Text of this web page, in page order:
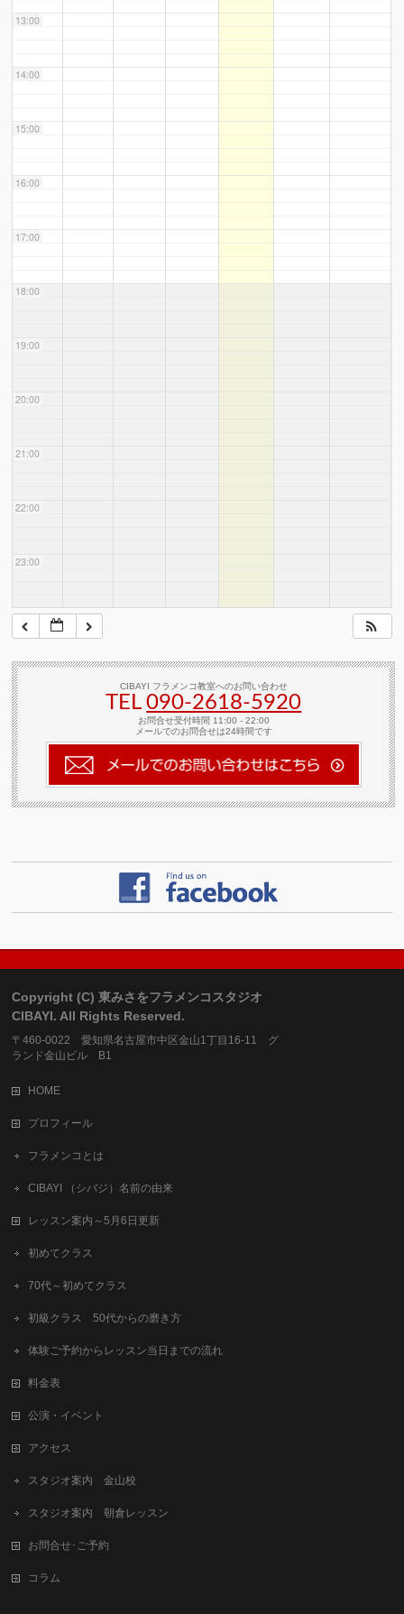
13:00
14:00
15:00
16:00
17:00
18:00
19:00
20:00
21:00
22:00
23:00
CIBAYI フラメンコ教室へのお問い合わせ
TEL090-2618‐5920
お問合せ受付時間 11:00 - 22:00
メールでのお問合せは24時間です
Copyright (C) 東みさをフラメンコスタジオ
CIBAYI. All Rights Reserved.
〒460-0022 愛知県名古屋市中区金山1丁目16-11 グ
ランド金山ビル B1
HOME
プロフィール
フラメンコとは
CIBAYI （シバジ）名前の由来
レッスン案内～5月6日更新
初めてクラス
70代～初めてクラス
初級クラス 50代からの磨き方
体験ご予約からレッスン当日までの流れ
料金表
公演・イベント
アクセス
スタジオ案内 金山校
スタジオ案内 朝倉レッスン
お問合せ･ご予約
コラム